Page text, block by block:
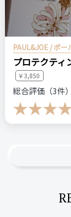
PAUL&JOE / ポー
プロテクテ
￥3,850
総合評価（3件）